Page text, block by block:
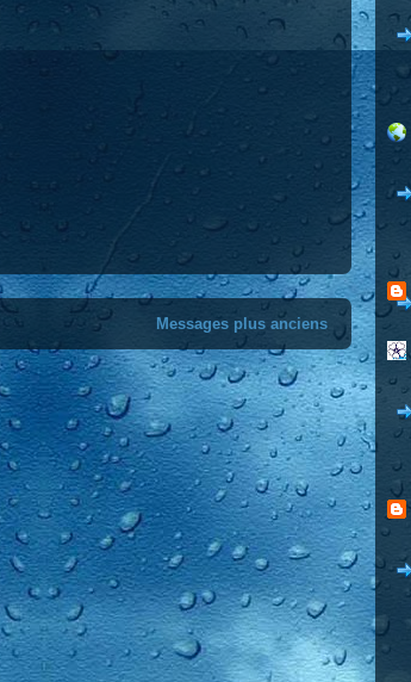
Messages plus anciens